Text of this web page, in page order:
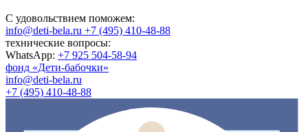
С удовольствием поможем:
info@deti-bela.ru +7 (495) 410-48-88
технические вопросы:
WhatsApp: +7 925 504-58-94
фонд «Дети-бабочки»
info@deti-bela.ru
+7 (495) 410-48-88